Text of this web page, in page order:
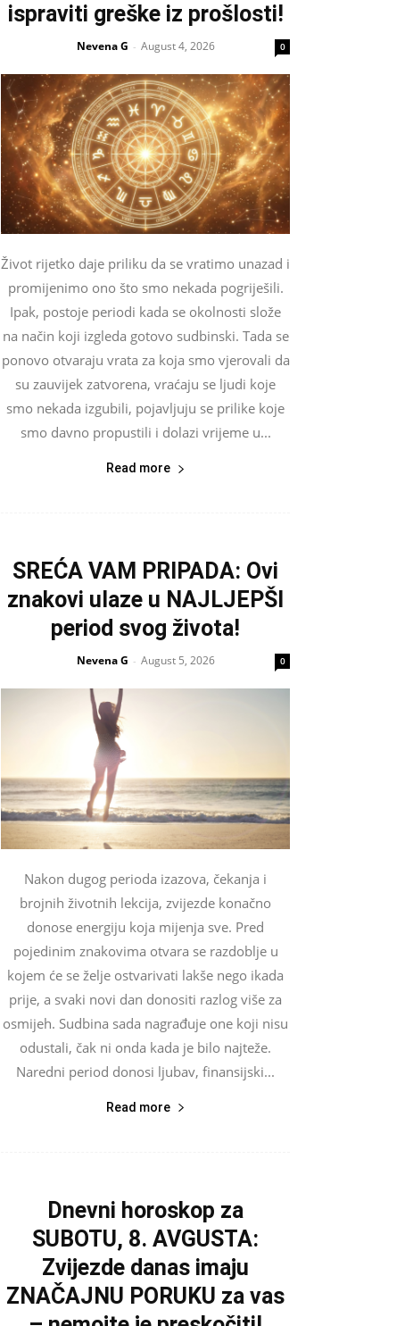
ispraviti greške iz prošlosti!
Nevena G - August 4, 2026 0
Život rijetko daje priliku da se vratimo unazad i
promijenimo ono što smo nekada pogriješili.
Ipak, postoje periodi kada se okolnosti slože
na način koji izgleda gotovo sudbinski. Tada se
ponovo otvaraju vrata za koja smo vjerovali da
su zauvijek zatvorena, vraćaju se ljudi koje
smo nekada izgubili, pojavljuju se prilike koje
smo davno propustili i dolazi vrijeme u...
Read more
SREĆA VAM PRIPADA: Ovi
znakovi ulaze u NAJLJEPŠI
period svog života!
Nevena G - August 5, 2026 0
Nakon dugog perioda izazova, čekanja i
brojnih životnih lekcija, zvijezde konačno
donose energiju koja mijenja sve. Pred
pojedinim znakovima otvara se razdoblje u
kojem će se želje ostvarivati lakše nego ikada
prije, a svaki novi dan donositi razlog više za
osmijeh. Sudbina sada nagrađuje one koji nisu
odustali, čak ni onda kada je bilo najteže.
Naredni period donosi ljubav, finansijski...
Read more
Dnevni horoskop za
SUBOTU, 8. AVGUSTA:
Zvijezde danas imaju
ZNAČAJNU PORUKU za vas